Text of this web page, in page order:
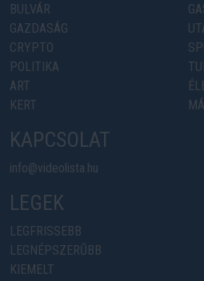
BULVÁR
GAZDASÁG
CRYPTO
POLITIKA
ART
KERT
KAPCSOLAT
info@videolista.hu
LEGEK
LEGFRISSEBB
LEGNÉPSZERŰBB
KIEMELT